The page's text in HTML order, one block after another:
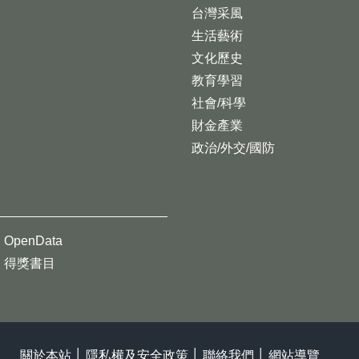
台灣采風
生活藝術
文化歷史
教育學習
社會/科學
財金產業
政治/外交/國防
OpenData
得獎書目
關於本站 隱私權及安全政策 聯絡我們 網站導覽